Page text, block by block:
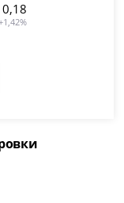
0,18